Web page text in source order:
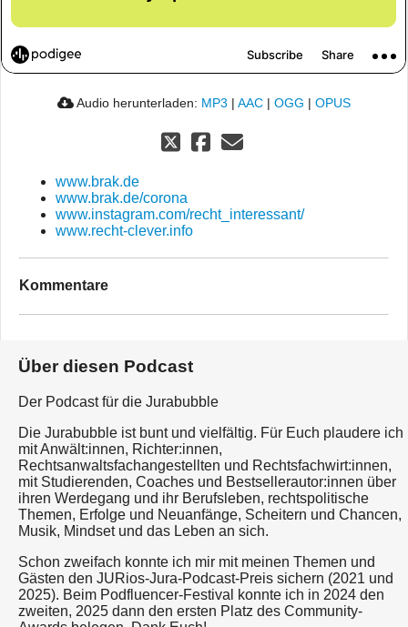
Audio herunterladen: MP3 | AAC | OGG | OPUS
www.brak.de
www.brak.de/corona
www.instagram.com/recht_interessant/
www.recht-clever.info
Kommentare
Über diesen Podcast
Der Podcast für die Jurabubble
Die Jurabubble ist bunt und vielfältig. Für Euch plaudere ich
mit Anwält:innen, Richter:innen,
Rechtsanwaltsfachangestellten und Rechtsfachwirt:innen,
mit Studierenden, Coaches und Bestsellerautor:innen über
ihren Werdegang und ihr Berufsleben, rechtspolitische
Themen, Erfolge und Neuanfänge, Scheitern und Chancen,
Musik, Mindset und das Leben an sich.
Schon zweifach konnte ich mir mit meinen Themen und
Gästen den JURios-Jura-Podcast-Preis sichern (2021 und
2025). Beim Podfluencer-Festival konnte ich in 2024 den
zweiten, 2025 dann den ersten Platz des Community-